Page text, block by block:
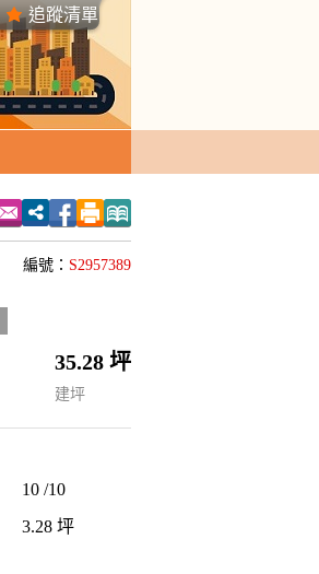
追蹤清單
編號： S2957389
35.28 坪
建坪
10 /10
3.28 坪